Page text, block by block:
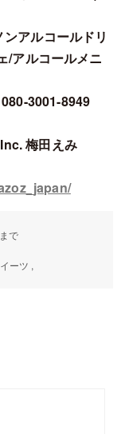
アルコールドリ
/アルコールメニ
3001-8949
梅田えみ
で
ーツ ,